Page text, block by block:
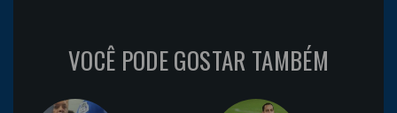
VOCÊ PODE GOSTAR TAMBÉM